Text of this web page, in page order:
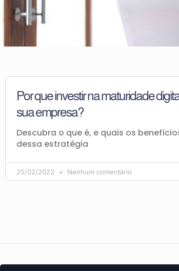
Por que investir na maturidade
sua empresa?
Descubra o que é, e quais os
dessa estratégia
25/02/2022 Nenhum comentário